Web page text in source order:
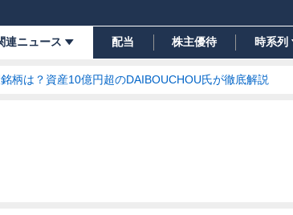
連ニュース 配当 株主優待 時系列
柄は？資産10億円超のDAIBOUCHOU氏が徹底解説